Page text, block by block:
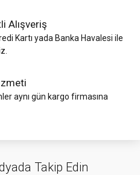
Alışveriş
Kartı yada Banka Havalesi ile
aynı gün kargo firmasına
Takip Edin